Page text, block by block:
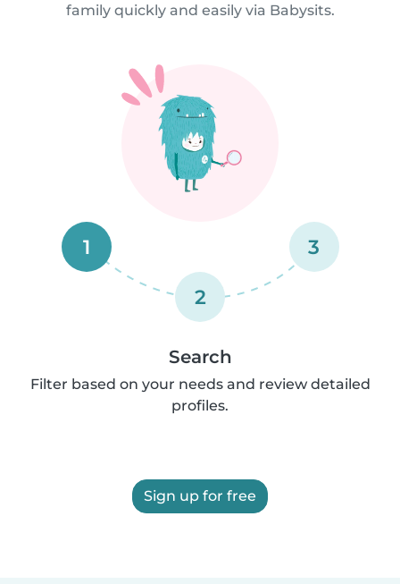
family quickly and easily via Babysits.
1
2
3
Search
Filter based on your needs and review detailed
profiles.
Sign up for free